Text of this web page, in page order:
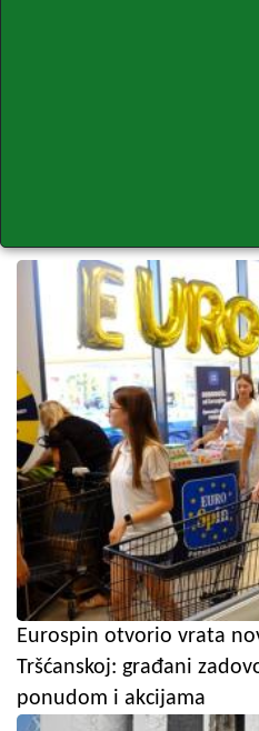
Eurospin otvorio vrata
Tršćanskoj: građani
ponudom i akcijama